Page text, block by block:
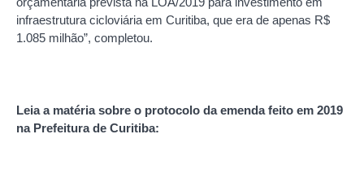
infraestrutura cicloviária em Curitiba, que era de apenas R$
1.085 milhão”, completou.
Leia a matéria sobre o protocolo da emenda feito em 2019
na Prefeitura de Curitiba: